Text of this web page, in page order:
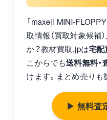
「maxell MINI-
取情報（買取対象候補
か？教材買取.jpは宅配
こからでも送料無料・
けます。まとめ売りも
▶ 無料査